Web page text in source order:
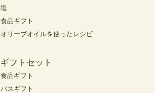
塩
食品ギフト
オリーブオイルを使ったレシピ
ギフトセット
食品ギフト
バスギフト